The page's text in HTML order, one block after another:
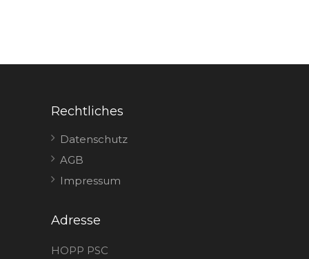
Rechtliches
Datenschutz
AGB
Impressum
Adresse
HOPP PSC